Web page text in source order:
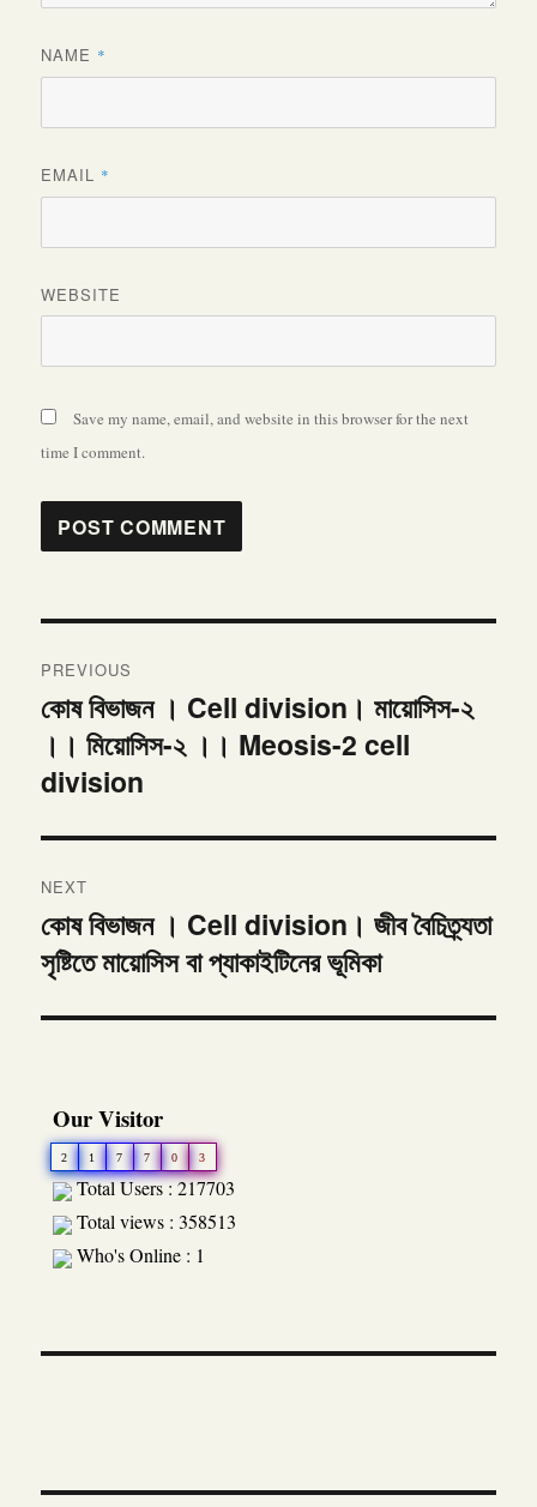
NAME *
EMAIL *
WEBSITE
Save my name, email, and website in this browser for the next
time I comment.
navigation
PREVIOUS
Previous
post:
কোষ বিভাজন । Cell division। মায়োসিস-২
।। মিয়োসিস-২ ।। Meosis-2 cell
division
NEXT
Next
post:
কোষ বিভাজন । Cell division। জীব বৈচিত্র্যতা
সৃষ্টিতে মায়োসিস বা প্যাকাইটিনের ভূমিকা
Our Visitor
2 1 7 7 0 3
Total Users : 217703
Total views : 358513
Who's Online : 1